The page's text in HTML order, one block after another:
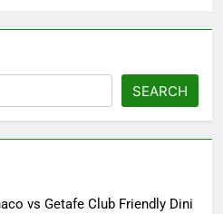
SEARCH
vs Getafe Club Friendly Dini